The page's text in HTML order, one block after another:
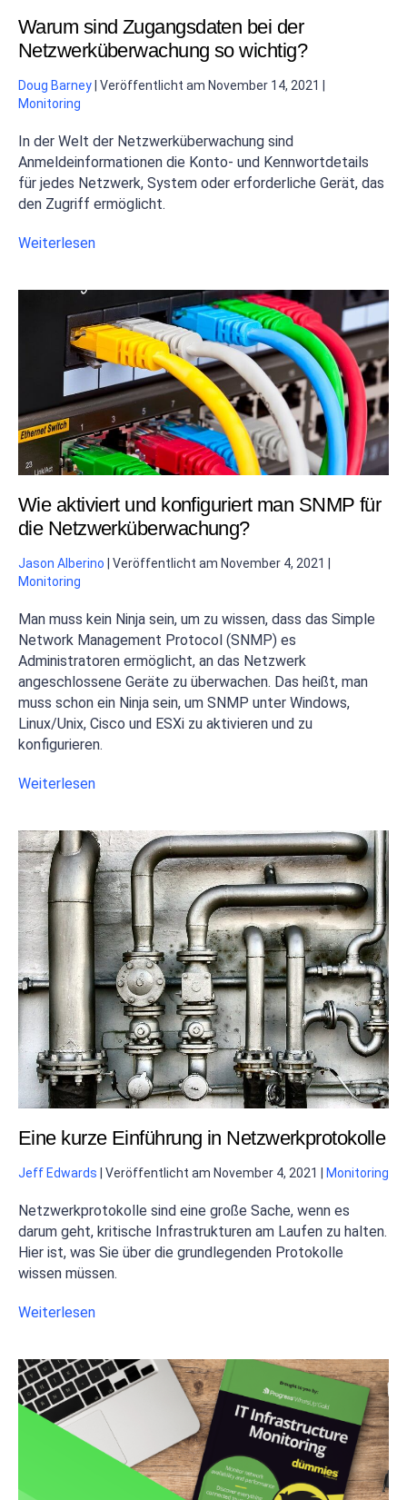
Warum sind Zugangsdaten bei der
Netzwerküberwachung so wichtig?
Doug Barney Veröffentlicht am November 14, 2021
Monitoring
In der Welt der Netzwerküberwachung sind
Anmeldeinformationen die Konto- und Kennwortdetails
für jedes Netzwerk, System oder erforderliche Gerät, das
den Zugriff ermöglicht.
Weiterlesen
Wie aktiviert und konfiguriert man SNMP für
die Netzwerküberwachung?
Jason Alberino Veröffentlicht am November 4, 2021
Monitoring
Man muss kein Ninja sein, um zu wissen, dass das Simple
Network Management Protocol (SNMP) es
Administratoren ermöglicht, an das Netzwerk
angeschlossene Geräte zu überwachen. Das heißt, man
muss schon ein Ninja sein, um SNMP unter Windows,
Linux/Unix, Cisco und ESXi zu aktivieren und zu
konfigurieren.
Weiterlesen
Eine kurze Einführung in Netzwerkprotokolle
Jeff Edwards Veröffentlicht am November 4, 2021 Monitoring
Netzwerkprotokolle sind eine große Sache, wenn es
darum geht, kritische Infrastrukturen am Laufen zu halten.
Hier ist, was Sie über die grundlegenden Protokolle
wissen müssen.
Weiterlesen